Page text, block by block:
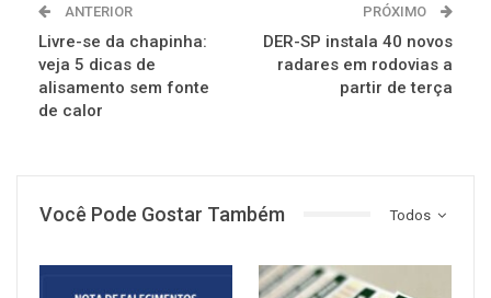
ANTERIOR
Livre-se da chapinha:
veja 5 dicas de
alisamento sem fonte
de calor
PRÓXIMO
DER-SP instala 40 novos
radares em rodovias a
partir de terça
Todos
Você Pode Gostar Também
NOTÍCIAS